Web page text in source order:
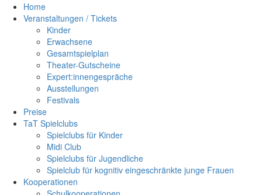
Home
Veranstaltungen / Tickets
Kinder
Erwachsene
Gesamtspielplan
Theater-Gutscheine
Expert:innengespräche
Ausstellungen
Festivals
Preise
TaT Spielclubs
Spielclubs für Kinder
Midi Club
Spielclubs für Jugendliche
Spielclub für kognitiv eingeschränkte junge Frauen
Kooperationen